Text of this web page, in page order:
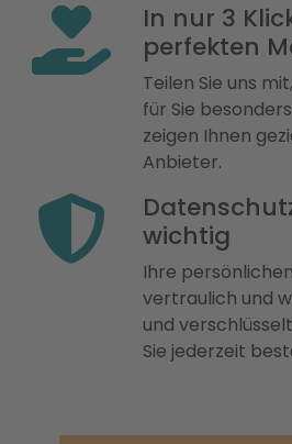
In nur 3
perfekten
Teilen Sie uns
für Sie
zeigen Ihnen
Anbieter.
wichtig
Ihre
vertraulich und
und
Sie jederzeit